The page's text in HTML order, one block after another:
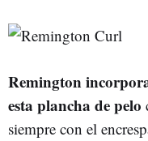
Remington
esta plancha de pelo
siempre con el